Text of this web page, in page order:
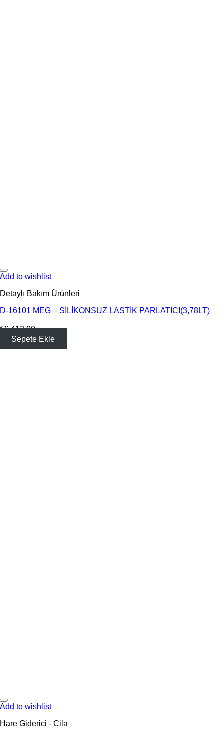
Add to wishlist
Detaylı Bakım Ürünleri
D-16101 MEG – SİLİKONSUZ LASTİK PARLATICI(3,78LT)
₺6,413.00
Sepete Ekle
Add to wishlist
Hare Giderici - Cila